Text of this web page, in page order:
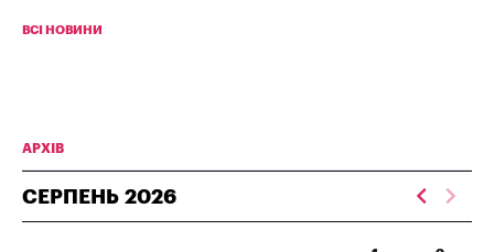
ВСІ НОВИНИ
АРХІВ
СЕРПЕНЬ 2026